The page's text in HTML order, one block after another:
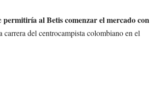
permitiría al Betis comenzar el mercado con
carrera del centrocampista colombiano en el